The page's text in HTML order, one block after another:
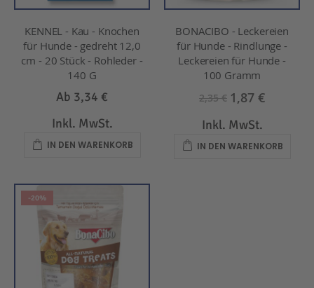
KENNEL - Kau - Knochen
für Hunde - gedreht 12,0
cm - 20 Stück - Rohleder -
140 G
Ab 3,34 €
Inkl. MwSt.
IN DEN WARENKORB
BONACIBO - Leckereien
für Hunde - Rindlunge -
Leckereien für Hunde -
100 Gramm
2,35 € 1,87 €
Inkl. MwSt.
IN DEN WARENKORB
-20%